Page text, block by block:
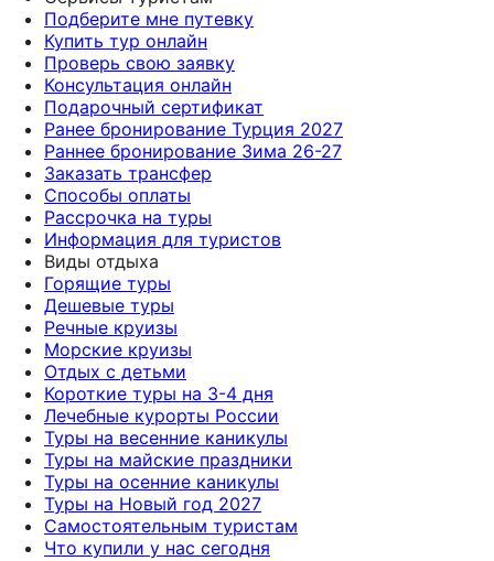
Подберите мне путевку
Купить тур онлайн
Проверь свою заявку
Консультация онлайн
Подарочный сертификат
Ранее бронирование Турция 2027
Раннее бронирование Зима 26-27
Заказать трансфер
Способы оплаты
Рассрочка на туры
Информация для туристов
Виды отдыха
Горящие туры
Дешевые туры
Речные круизы
Морские круизы
Отдых с детьми
Короткие туры на 3-4 дня
Лечебные курорты России
Туры на весенние каникулы
Туры на майские праздники
Туры на осенние каникулы
Туры на Новый год 2027
Самостоятельным туристам
Что купили у нас сегодня